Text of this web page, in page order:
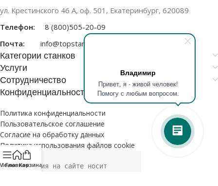
Владимир
Привет, я - живой человек!
Помогу с любым вопросом.
ул. Крестинского 46 А, оф. 501, Екатеринбург, 620089
Телефон:
8 (800)505-20-09
Почта:
info@topstanki.ru
Категории станков
Услуги
Сотрудничество
Конфиденциальность
Политика конфиденциальности
Пользовательское соглашение
Согласие на обработку данных
Политика использования файлов cookie
Информация на сайте носит
ГлавнаяКорзина